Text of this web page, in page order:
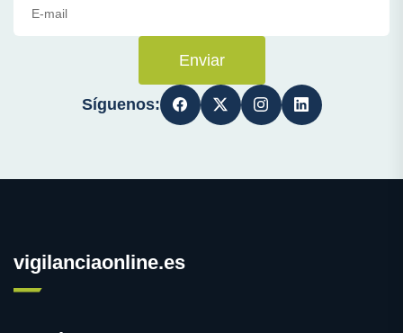
Enviar
Síguenos:
vigilanciaonline.es